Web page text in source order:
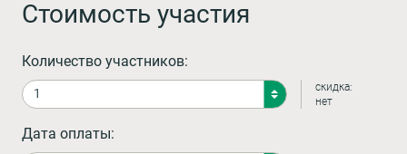
Стоимость участия
Количество участников:
скидка:
нет
Дата оплаты: